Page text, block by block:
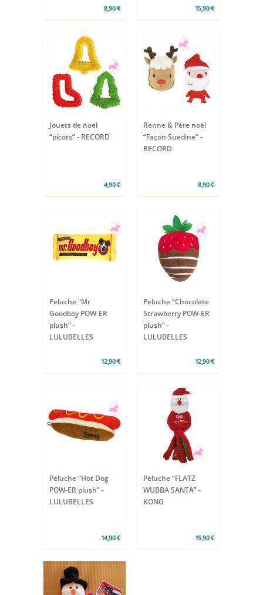
8,90 € 15,90 €
Jouets de noël
“picots” - RECORD
4,90 €
Renne & Père noël
“Façon Suedine” -
RECORD
8,90 €
Peluche "Mr
Goodboy POW-ER
plush” -
LULUBELLES
12,90 €
Peluche “Chocolate
Strawberry POW-ER
plush” -
LULUBELLES
12,90 €
Peluche “Hot Dog
POW-ER plush” -
LULUBELLES
14,90 €
Peluche “FLATZ
WUBBA SANTA” -
KONG
15,90 €